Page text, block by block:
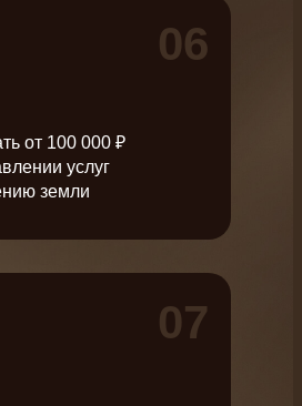
06
от 100 000 ₽
услуг
земли
07